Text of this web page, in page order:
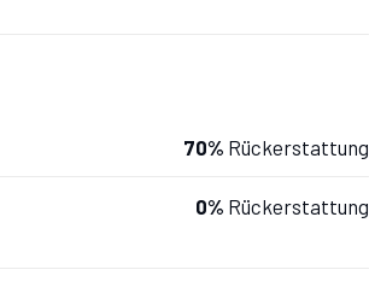
70% Rückerstattung
0% Rückerstattung